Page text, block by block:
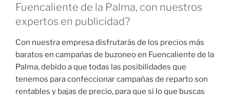
Fuencaliente de la Palma, con nuestros
expertos en publicidad?
Con nuestra empresa disfrutarás de los precios más
baratos en campañas de buzoneo en Fuencaliente de la
Palma, debido a que todas las posibilidades que
tenemos para confeccionar campañas de reparto son
rentables y bajas de precio, para que si lo que buscas